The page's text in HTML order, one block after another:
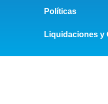
Políticas
Liquidaciones y